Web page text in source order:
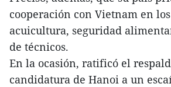
cooperación con Vietnam en
acuicultura, seguridad
de técnicos.
En la ocasión, ratificó el
candidatura de Hanoi a un